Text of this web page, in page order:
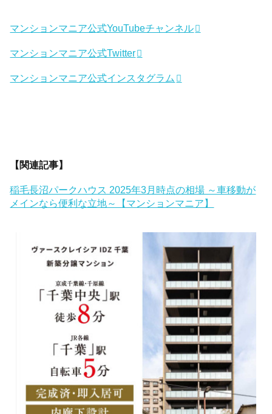
マンションマニア公式YouTubeチャンネル
マンションマニア公式Twitter
マンションマニア公式インスタグラム
【関連記事】
稲毛長沼パークハウス 2025年3月時点の相場 ～車移動が
メインなら便利な立地～【マンションマニア】